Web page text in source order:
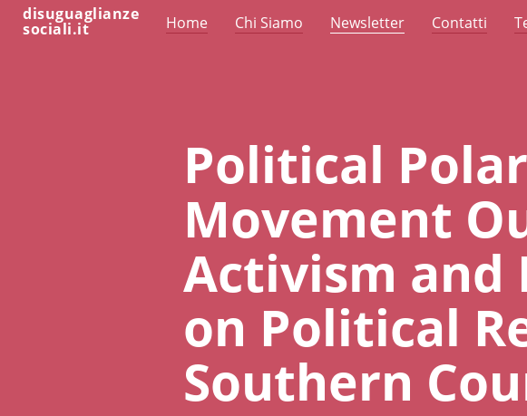
disuguaglianze
sociali.it Home Chi Siamo Newsletter Contatti
Political
Movement
Activism and
on Political
Southern